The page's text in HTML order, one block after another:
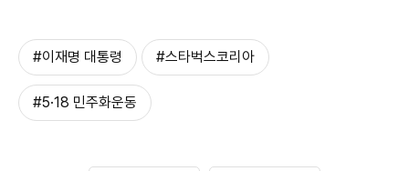
#이재명 대통령 #스타벅스코리아
#5·18 민주화운동